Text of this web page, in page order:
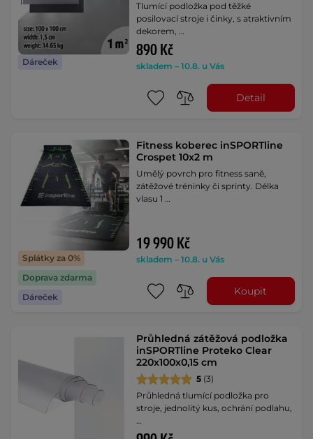
Dáreček
Tlumící podložka pod těžké
posilovací stroje i činky, s atraktivním
dekorem, …
890 Kč
skladem – 10.8. u Vás
Detail
Splátky za 0%
Doprava zdarma
Dáreček
Fitness koberec inSPORTline
Crospet 10x2 m
Umělý povrch pro fitness saně,
zátěžové tréninky či sprinty. Délka
vlasu 1 …
19 990 Kč
skladem – 10.8. u Vás
Koupit
Průhledná zátěžová podložka
inSPORTline Proteko Clear
220x100x0,15 cm
5 (3)
Průhledná tlumící podložka pro
stroje, jednolitý kus, ochrání podlahu,
…